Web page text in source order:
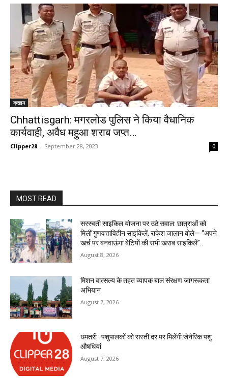
क्राइम
Chhattisgarh: मगरलोड पुलिस ने किया वैधानिक
कार्यवाही, अवैध महुआ शराब जप्त…
Clipper28 - September 28, 2023 0
MOST READ
सरस्वती साइकिल योजना पर उठे सवाल: छात्राओं को
मिलीं गुणवत्ताविहीन साइकिलें, राकेश जालान बोले— “अपने
खर्च पर बनवाऊंगा बेटियों की सभी खराब साइकिलें”..
August 8, 2026
मिशन वात्सल्य के तहत व्यापक बाल संरक्षण जागरूकता
अभियान
August 7, 2026
धमतरी : पशुपालकों को सस्ती दर पर मिलेंगी जेनेरिक पशु
औषधियां
August 7, 2026